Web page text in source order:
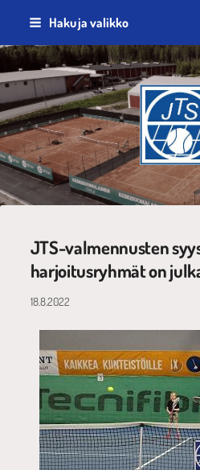
Siirry
sisältöön
Haku ja valikko
JTS-valmennusten
harjoitusryhmät on
18.8.2022